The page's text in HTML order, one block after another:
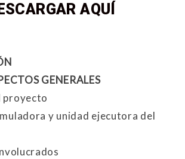
AQUÍ
GENERALES
proyecto
y unidad ejecutora del